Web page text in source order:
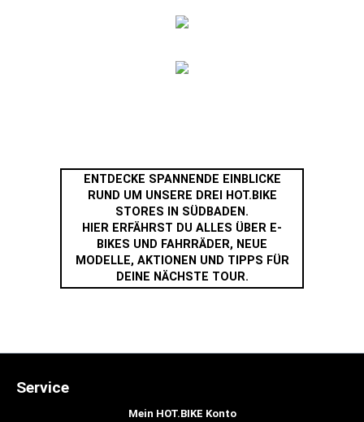
ENTDECKE SPANNENDE EINBLICKE
RUND UM UNSERE DREI HOT.BIKE
STORES IN SÜDBADEN.
HIER ERFÄHRST DU ALLES ÜBER E-
BIKES UND FAHRRÄDER, NEUE
MODELLE, AKTIONEN UND TIPPS FÜR
DEINE NÄCHSTE TOUR.
Service
Mein HOT.BIKE Konto